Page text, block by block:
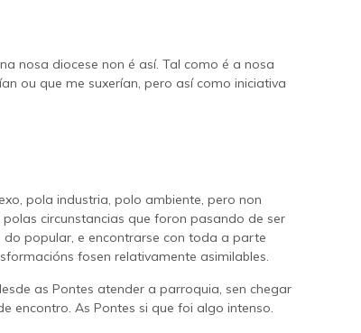
nosa diocese non é así. Tal como é a nosa
ou que me suxerían, pero así como iniciativa
pola industria, polo ambiente, pero non
circunstancias que foron pasando de ser
popular, e encontrarse con toda a parte
fosen relativamente asimilables.
as Pontes atender a parroquia, sen chegar
encontro. As Pontes si que foi algo intenso.